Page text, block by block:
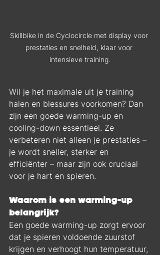
Skillbike in de Cyclocircle met display voor
prestaties en snelheid, klaar voor
intensieve training.
Wil je het maximale uit je training
halen en blessures voorkomen? Dan
zijn een goede warming-up en
cooling-down essentieel. Ze
verbeteren niet alleen je prestaties –
je wordt sneller, sterker en
efficiënter – maar zijn ook cruciaal
voor je hart en spieren.
Waarom is een warming-up
belangrijk?
Een goede warming-up zorgt ervoor
dat je spieren voldoende zuurstof
krijgen en verhoogt hun temperatuur,